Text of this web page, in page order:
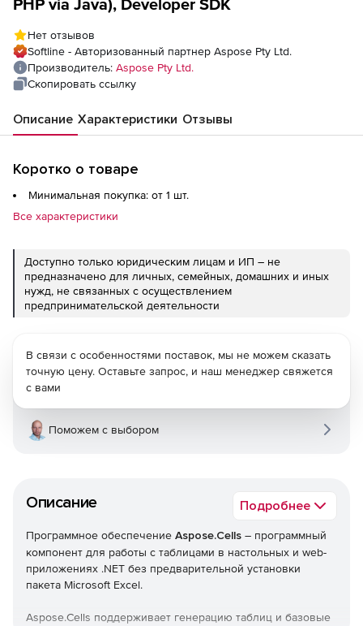
PHP via Java), Developer SDK
Нет отзывов
Softline - Авторизованный партнер Aspose Pty Ltd.
Производитель: Aspose Pty Ltd.
Скопировать ссылку
Описание Характеристики Отзывы
Коротко о товаре
Минимальная покупка: от 1 шт.
Все характеристики
Доступно только юридическим лицам и ИП – не
предназначено для личных, семейных, домашних и иных
нужд, не связанных с осуществлением
предпринимательской деятельности
Описание Подробнее
Программное обеспечение Aspose.Cells – программный
компонент для работы с таблицами в настольных и web-
приложениях .NET без предварительной установки
пакета Microsoft Excel.
Aspose.Cells поддерживает генерацию таблиц и базовые
В связи с особенностями поставок, мы не можем сказать
точную цену. Оставьте запрос, и наш менеджер свяжется
с вами
Поможем с выбором